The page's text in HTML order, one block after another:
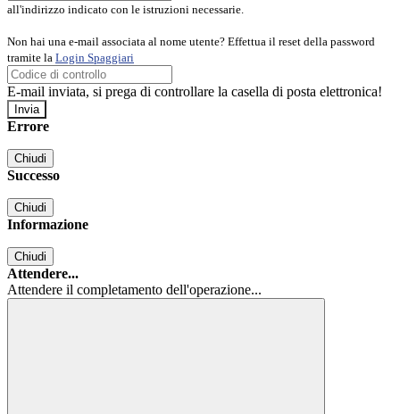
all'indirizzo indicato con le istruzioni necessarie.
Non hai una e-mail associata al nome utente? Effettua il reset della password
tramite la Login Spaggiari
E-mail inviata, si prega di controllare la casella di posta elettronica!
Errore
Chiudi
Successo
Chiudi
Informazione
Chiudi
Attendere...
Attendere il completamento dell'operazione...